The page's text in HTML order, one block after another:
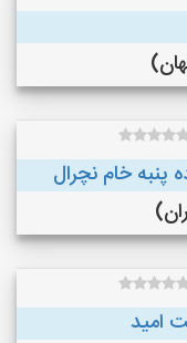
پنبه خام نچرال
امید